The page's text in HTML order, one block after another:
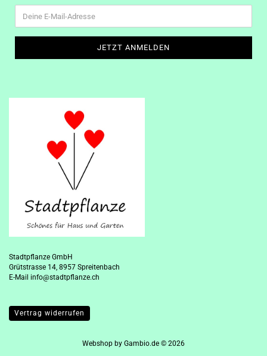
Stadtpflanze GmbH
Grütstrasse 14, 8957 Spreitenbach
E-Mail info@stadtpflanze.ch
Vertrag widerrufen
Webshop by Gambio.de © 2026